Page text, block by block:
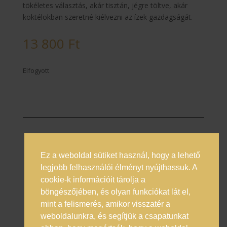
tökéletes választás, akár tisztán, jégre töltve, akár
koktélokban szeretné kiélvezni az ízek gazdagságát.
13 800 Ft
Elfogyott
Prémium italok magyarországi nagykövete
Általános Szerződési Feltételek
Adatkezelési Tájékoztató
Online vitarendezés
Ez a weboldal sütiket használ, hogy a lehető
legjobb felhasználói élményt nyújthassuk. A
cookie-k információit tárolja a
böngészőjében, és olyan funkciókat lát el,
mint a felismerés, amikor visszatér a
weboldalunkra, és segítjük a csapatunkat